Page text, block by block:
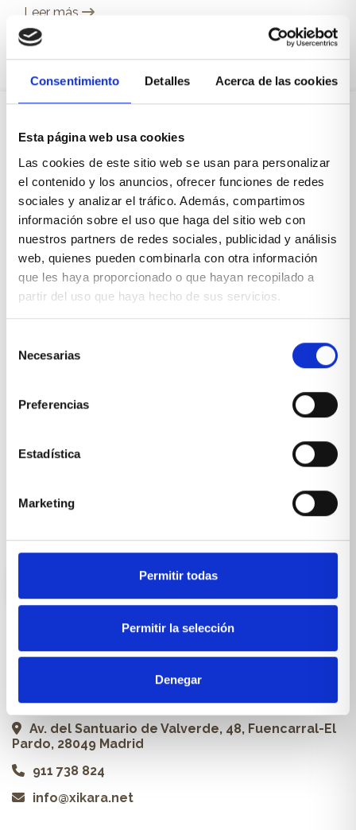
Consentimiento Detalles Acerca de las cookies
Esta página web usa cookies
Las cookies de este sitio web se usan para personalizar
el contenido y los anuncios, ofrecer funciones de redes
sociales y analizar el tráfico. Además, compartimos
información sobre el uso que haga del sitio web con
nuestros partners de redes sociales, publicidad y análisis
web, quienes pueden combinarla con otra información
que les haya proporcionado o que hayan recopilado a
partir del uso que haya hecho de sus servicios.
Necesarias
Preferencias
Estadística
Marketing
Permitir todas
Permitir la selección
Denegar
Leer más
Sobre Xíkara
Inicio
Blog
Reseñas Google
SOLICITA UNA CITA
Condiciones de venta
Productos y servicios
Cocinas a medida
Proyectos
Profesionales
Xikara | Tienda de muebles
Av. del Santuario de Valverde, 48, Fuencarral-El
Pardo, 28049 Madrid
911 738 824
info@xikara.net